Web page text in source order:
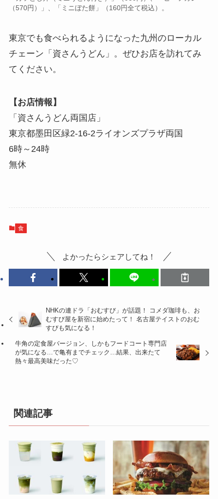
（570円）」、「ミニぼた餅」（160円全て税込）。
東京でも食べられるようになった九州のローカル
チェーン「資さんうどん」。ぜひお店を訪れてみ
てください。
【お店情報】
「資さんうどん両国店」
東京都墨田区緑2-16-2ライオンズプラザ両国
6時～24時
無休
食
よかったらシェアしてね！
NHKの連ドラ「おむすび」が話題！ コメダ珈琲も、お
むすび屋を新宿に始めたって！ 名古屋テイストのおむ
すびも気になる！
牛角の定食屋バージョン、しかもフードコート専門店
が気になる…で亀有までチェック…結果、出来たて
熱々最高美味だった♡
関連記事